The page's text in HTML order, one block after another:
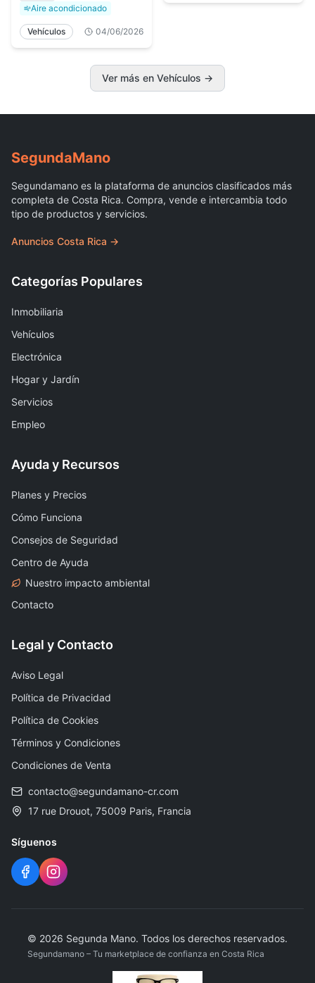
Aire acondicionado
Vehículos 04/06/2026
Ver más en Vehículos →
SegundaMano
Segundamano es la plataforma de anuncios clasificados más
completa de Costa Rica. Compra, vende e intercambia todo
tipo de productos y servicios.
Anuncios Costa Rica →
Categorías Populares
Inmobiliaria
Vehículos
Electrónica
Hogar y Jardín
Servicios
Empleo
Ayuda y Recursos
Planes y Precios
Cómo Funciona
Consejos de Seguridad
Centro de Ayuda
Nuestro impacto ambiental
Contacto
Legal y Contacto
Aviso Legal
Política de Privacidad
Política de Cookies
Términos y Condiciones
Condiciones de Venta
contacto@segundamano-cr.com
17 rue Drouot, 75009 Paris, Francia
Síguenos
© 2026 Segunda Mano. Todos los derechos reservados.
Segundamano – Tu marketplace de confianza en Costa Rica